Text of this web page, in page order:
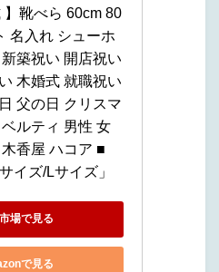
】靴べら 60cm 80
名入れ シューホ
築祝い 開店祝い
木婚式 就職祝い
父の日 クリスマ
ルティ 男性 女
香屋 ハコア ■
イズ/Lサイズ」
場で見る
で見る